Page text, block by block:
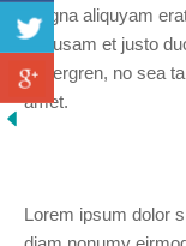
magna aliquyam
accusam et justo
gubergren, no sea
amet.
Lorem ipsum dolor